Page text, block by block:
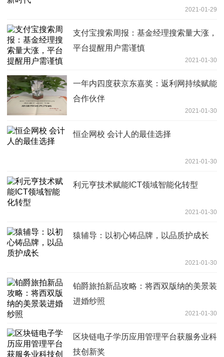
2021-01-29
支付宝搜索周报：基金经理搜索量大涨，
平台提醒用户需谨慎
2021-01-30
一年内四度获京东嘉奖：返利网持续赋能
合作伙伴
2021-01-30
恒企网校 会计人的最佳选择
2021-01-30
利元亨技术赋能ICT领域智能化转型
2021-01-30
猿辅导：以初心铸品牌，以品质护成长
2021-01-30
铂爵旅拍新品攻略：将西双版纳的美景装
进婚纱照
2021-01-30
区块链电子学历应用管理平台获服务业科
技创新奖